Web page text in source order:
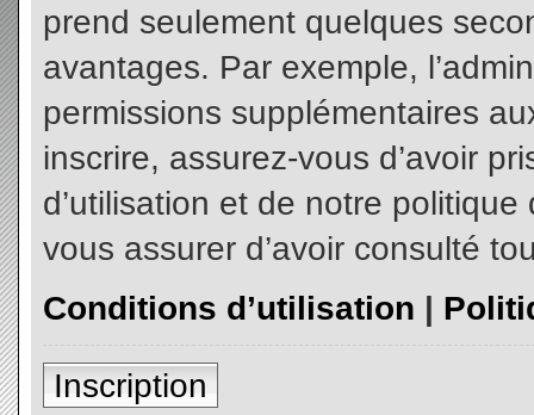
prend seulement quelques
avantages. Par exemple,
permissions supplémentaires
inscrire, assurez-vous d’avoir
d’utilisation et de notre
vous assurer d’avoir consulté
Conditions d’utilisation |
Inscription